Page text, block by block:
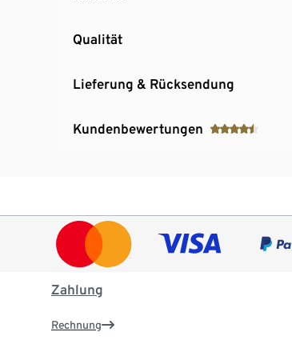
Qualität
Lieferung & Rücksendung
Kundenbewertungen
Zahlung
Rechnung